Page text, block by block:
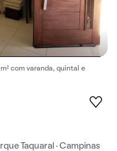
com varanda, quintal e
Taquaral · Campinas